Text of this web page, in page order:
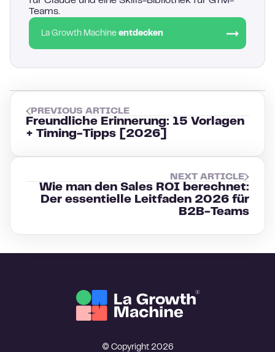
Teams.
La Growth Machine entdecken
PREVIOUS ARTICLE
Freundliche Erinnerung: 15 Vorlagen
+ Timing-Tipps [2026]
NEXT ARTICLE
Wie man den Sales ROI berechnet:
Der essentielle Leitfaden 2026 für
B2B-Teams
© Copyright 2026